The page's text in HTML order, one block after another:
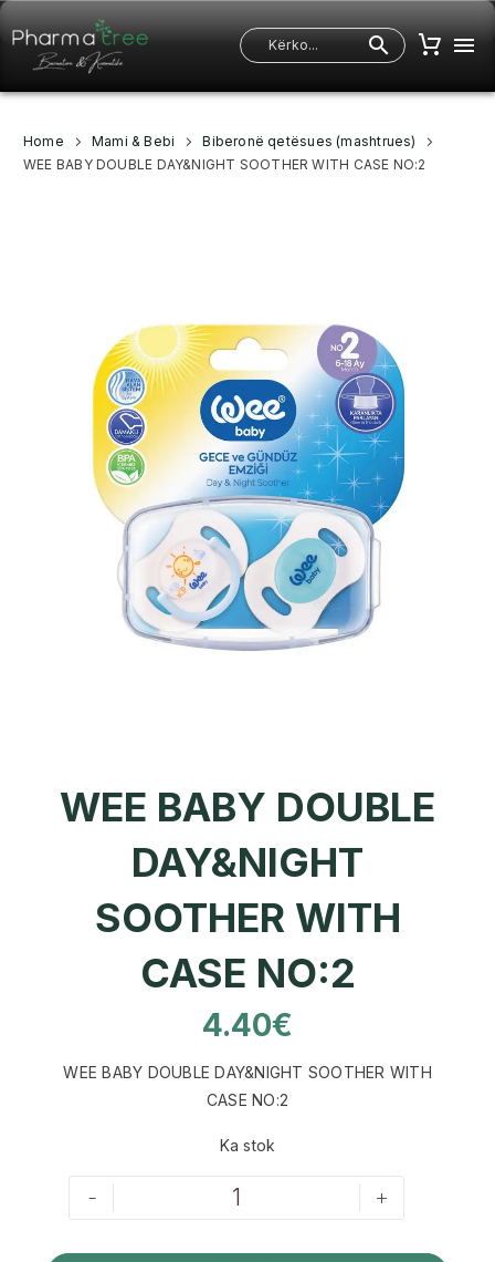
Home Mami & Bebi
Biberonë qetësues (mashtrues)
WEE BABY DOUBLE DAY&NIGHT SOOTHER WITH CASE NO:2
WEE BABY DOUBLE
DAY&NIGHT
SOOTHER WITH
CASE NO:2
4.40€
WEE BABY DOUBLE DAY&NIGHT SOOTHER WITH
CASE NO:2
Ka stok
- +